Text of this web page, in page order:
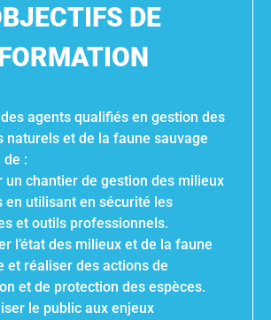
DE
agents qualifiés en gestion des
naturels et de la faune sauvage
de :
un chantier de gestion des milieux
en utilisant en sécurité les
et outils professionnels.
l’état des milieux et de la faune
et réaliser des actions de
et de protection des espèces.
le public aux enjeux